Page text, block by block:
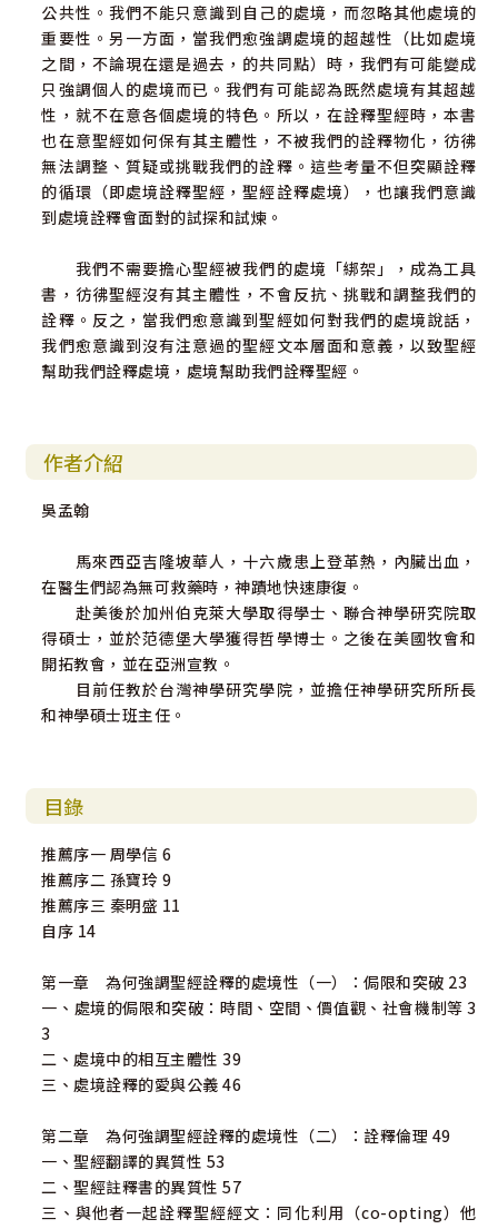
公共性。我們不能只意識到自己的處境，而忽略其他處境的
重要性。另一方面，當我們愈強調處境的超越性（比如處境
之間，不論現在還是過去，的共同點）時，我們有可能變成
只強調個人的處境而已。我們有可能認為既然處境有其超越
性，就不在意各個處境的特色。所以，在詮釋聖經時，本書
也在意聖經如何保有其主體性，不被我們的詮釋物化，彷彿
無法調整、質疑或挑戰我們的詮釋。這些考量不但突顯詮釋
的循環（即處境詮釋聖經，聖經詮釋處境），也讓我們意識
到處境詮釋會面對的試探和試煉。
我們不需要擔心聖經被我們的處境「綁架」，成為工具
書，彷彿聖經沒有其主體性，不會反抗、挑戰和調整我們的
詮釋。反之，當我們愈意識到聖經如何對我們的處境說話，
我們愈意識到沒有注意過的聖經文本層面和意義，以致聖經
幫助我們詮釋處境，處境幫助我們詮釋聖經。
作者介紹
吳孟翰
馬來西亞吉隆坡華人，十六歲患上登革熱，內臟出血，
在醫生們認為無可救藥時，神蹟地快速康復。
赴美後於加州伯克萊大學取得學士、聯合神學研究院取
得碩士，並於范德堡大學獲得哲學博士。之後在美國牧會和
開拓教會，並在亞洲宣教。
目前任教於台灣神學研究學院，並擔任神學研究所所長
和神學碩士班主任。
目錄
推薦序一 周學信 6
推薦序二 孫寶玲 9
推薦序三 秦明盛 11
自序 14
第一章 為何強調聖經詮釋的處境性（一）：侷限和突破 23
一、處境的侷限和突破：時間、空間、價值觀、社會機制等 3
3
二、處境中的相互主體性 39
三、處境詮釋的愛與公義 46
第二章 為何強調聖經詮釋的處境性（二）：詮釋倫理 49
一、聖經翻譯的異質性 53
二、聖經註釋書的異質性 57
三、與他者一起詮釋聖經經文：同化利用（co-opting）他